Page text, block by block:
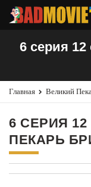
6 серия 12
Главная Великий
6 СЕРИЯ
ПЕКАРЬ